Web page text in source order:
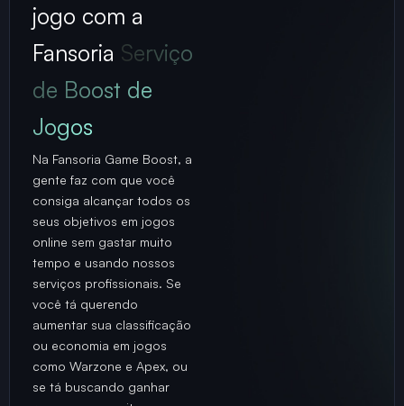
jogo com a
Fansoria Serviço
de Boost de
Jogos
Na Fansoria Game Boost, a
gente faz com que você
consiga alcançar todos os
seus objetivos em jogos
online sem gastar muito
tempo e usando nossos
serviços profissionais. Se
você tá querendo
aumentar sua classificação
ou economia em jogos
como Warzone e Apex, ou
se tá buscando ganhar